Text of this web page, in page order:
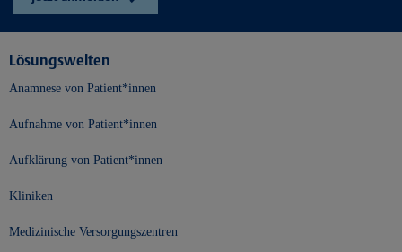
Lösungswelten
Anamnese von Patient*innen
Aufnahme von Patient*innen
Aufklärung von Patient*innen
Kliniken
Medizinische Versorgungszentren